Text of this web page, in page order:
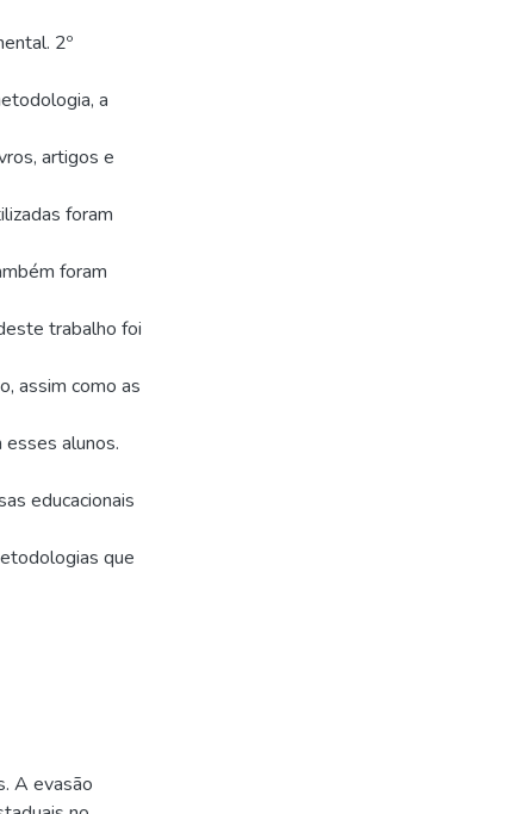
2º
a
artigos e
foram
foram
trabalho foi
assim como as
alunos.
educacionais
que
A evasão